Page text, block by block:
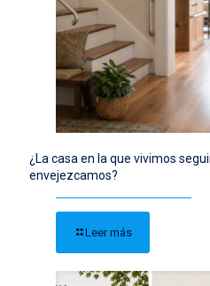
¿La casa en la que vivimos
envejezcamos?
Leer más